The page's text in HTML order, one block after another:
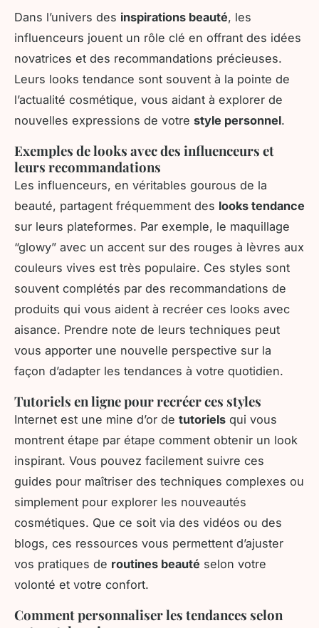
Dans l’univers des inspirations beauté, les
influenceurs jouent un rôle clé en offrant des idées
novatrices et des recommandations précieuses.
Leurs looks tendance sont souvent à la pointe de
l’actualité cosmétique, vous aidant à explorer de
nouvelles expressions de votre style personnel.
Exemples de looks avec des influenceurs et
leurs recommandations
Les influenceurs, en véritables gourous de la
beauté, partagent fréquemment des looks tendance
sur leurs plateformes. Par exemple, le maquillage
“glowy” avec un accent sur des rouges à lèvres aux
couleurs vives est très populaire. Ces styles sont
souvent complétés par des recommandations de
produits qui vous aident à recréer ces looks avec
aisance. Prendre note de leurs techniques peut
vous apporter une nouvelle perspective sur la
façon d’adapter les tendances à votre quotidien.
Tutoriels en ligne pour recréer ces styles
Internet est une mine d’or de tutoriels qui vous
montrent étape par étape comment obtenir un look
inspirant. Vous pouvez facilement suivre ces
guides pour maîtriser des techniques complexes ou
simplement pour explorer les nouveautés
cosmétiques. Que ce soit via des vidéos ou des
blogs, ces ressources vous permettent d’ajuster
vos pratiques de routines beauté selon votre
volonté et votre confort.
Comment personnaliser les tendances selon